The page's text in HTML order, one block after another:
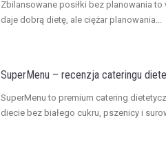
​Zbilansowane posiłki bez planowania
daje dobrą dietę, ale ciężar planowania...
SuperMenu – recenzja cateringu
​SuperMenu to premium catering
diecie bez białego cukru, pszenicy i